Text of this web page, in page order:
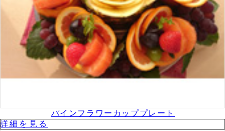
パインフラワーカッププレート
詳細を⾒る